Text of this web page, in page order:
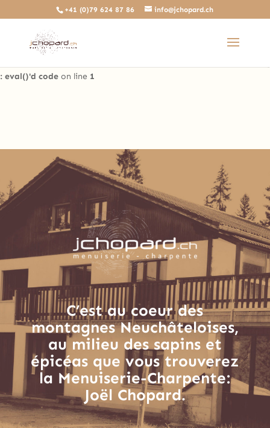
Deprecated: The predefined locally scoped $http_response_header
variable is deprecated, call http_get_last_response_headers()
instead in
: eval()'d code on line 1
+41 (0)79 624 87 86 info@jchopard.ch
C’est au coeur des
montagnes Neuchâteloises,
au milieu des sapins et
épicéas que vous trouverez
la Menuiserie-Charpente:
Joël Chopard.